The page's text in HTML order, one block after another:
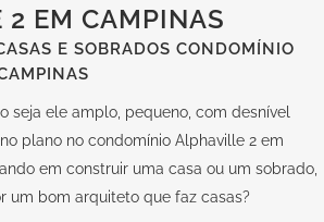
EM CAMPINAS
E SOBRADOS CONDOMÍNIO
seja ele amplo, pequeno, com desnível
plano no condomínio Alphaville 2 em
em construir uma casa ou um sobrado,
um bom arquiteto que faz casas?